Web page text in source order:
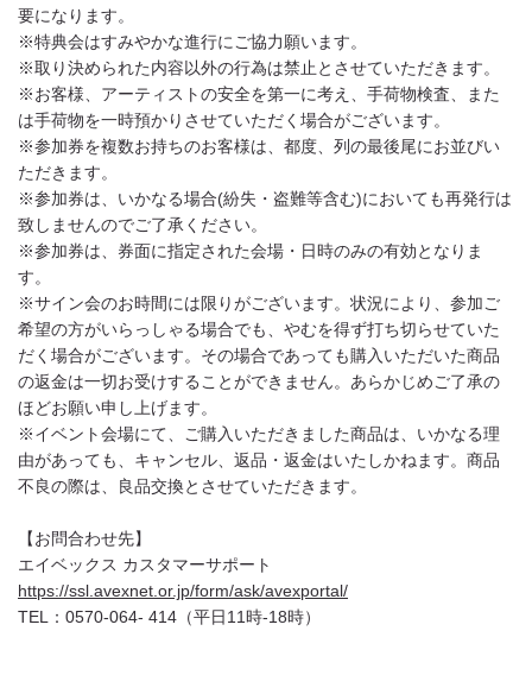
要になります。
※特典会はすみやかな進行にご協力願います。
※取り決められた内容以外の行為は禁止とさせていただきます。
※お客様、アーティストの安全を第一に考え、手荷物検査、また
は手荷物を一時預かりさせていただく場合がございます。
※参加券を複数お持ちのお客様は、都度、列の最後尾にお並びい
ただきます。
※参加券は、いかなる場合(紛失・盗難等含む)においても再発行は
致しませんのでご了承ください。
※参加券は、券面に指定された会場・日時のみの有効となりま
す。
※サイン会のお時間には限りがございます。状況により、参加ご
希望の方がいらっしゃる場合でも、やむを得ず打ち切らせていた
だく場合がございます。その場合であっても購入いただいた商品
の返金は一切お受けすることができません。あらかじめご了承の
ほどお願い申し上げます。
※イベント会場にて、ご購入いただきました商品は、いかなる理
由があっても、キャンセル、返品・返金はいたしかねます。商品
不良の際は、良品交換とさせていただきます。
【お問合わせ先】
エイベックス カスタマーサポート
https://ssl.avexnet.or.jp/form/ask/avexportal/
TEL：0570-064- 414（平日11時-18時）